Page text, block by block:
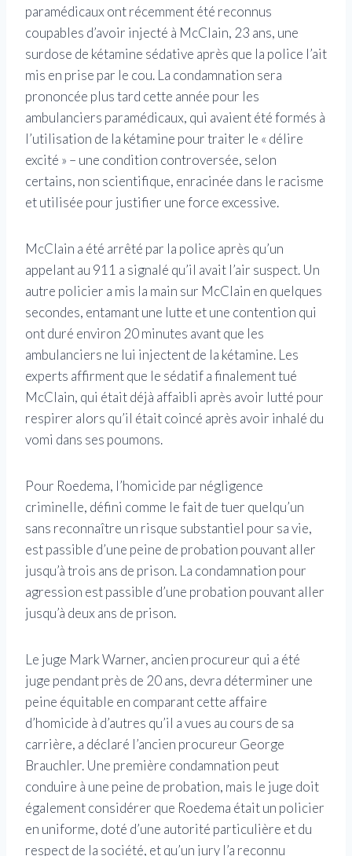
paramédicaux ont récemment été reconnus
coupables d’avoir injecté à McClain, 23 ans, une
surdose de kétamine sédative après que la police l’ait
mis en prise par le cou. La condamnation sera
prononcée plus tard cette année pour les
ambulanciers paramédicaux, qui avaient été formés à
l’utilisation de la kétamine pour traiter le « délire
excité » – une condition controversée, selon
certains, non scientifique, enracinée dans le racisme
et utilisée pour justifier une force excessive.
McClain a été arrêté par la police après qu’un
appelant au 911 a signalé qu’il avait l’air suspect. Un
autre policier a mis la main sur McClain en quelques
secondes, entamant une lutte et une contention qui
ont duré environ 20 minutes avant que les
ambulanciers ne lui injectent de la kétamine. Les
experts affirment que le sédatif a finalement tué
McClain, qui était déjà affaibli après avoir lutté pour
respirer alors qu’il était coincé après avoir inhalé du
vomi dans ses poumons.
Pour Roedema, l’homicide par négligence
criminelle, défini comme le fait de tuer quelqu’un
sans reconnaître un risque substantiel pour sa vie,
est passible d’une peine de probation pouvant aller
jusqu’à trois ans de prison. La condamnation pour
agression est passible d’une probation pouvant aller
jusqu’à deux ans de prison.
Le juge Mark Warner, ancien procureur qui a été
juge pendant près de 20 ans, devra déterminer une
peine équitable en comparant cette affaire
d’homicide à d’autres qu’il a vues au cours de sa
carrière, a déclaré l’ancien procureur George
Brauchler. Une première condamnation peut
conduire à une peine de probation, mais le juge doit
également considérer que Roedema était un policier
en uniforme, doté d’une autorité particulière et du
respect de la société, et qu’un jury l’a reconnu